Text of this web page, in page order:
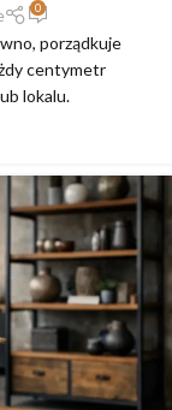
0
porządkuje
centymetr
lokalu.